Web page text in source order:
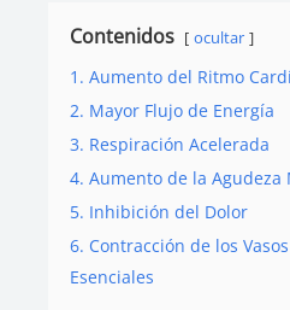
Contenidos ocultar
1. Aumento del Ritmo
2. Mayor Flujo de Energía
3. Respiración Acelerada
4. Aumento de la Agudeza
5. Inhibición del Dolor
6. Contracción de los
Esenciales